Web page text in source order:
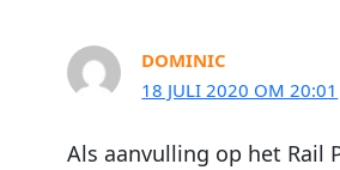
DOMINIC
18 JULI 2020 OM 20:01
Als aanvulling op het Rail